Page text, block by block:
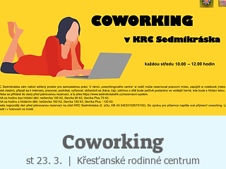
Coworking
st 23. 3.
Křesťanské rodinné centrum